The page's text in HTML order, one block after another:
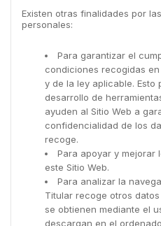
Existen otras finalidades por
personales:
Para garantizar el
condiciones recogidas
y de la ley aplicable. Esto
desarrollo de
ayuden al Sitio Web a
confidencialidad de los
recoge.
Para apoyar y mejorar
este Sitio Web.
Para analizar la
Titular recoge otros
se obtienen mediante el
descargan en el